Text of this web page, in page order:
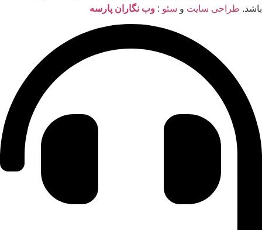
باشد. طراحی سایت و سئو : وب نگاران پارسه